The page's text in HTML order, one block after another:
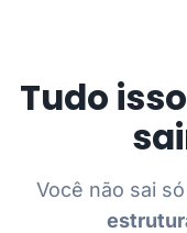
Tudo isso
Você não sai